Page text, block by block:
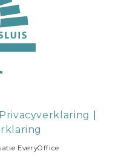
Privacyverklaring
EveryOffice